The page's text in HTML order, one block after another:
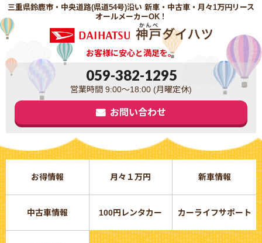
三重県鈴鹿市・中央道路(県道54号)沿い 新車・中古車・月々1万円リース
オールメーカーOK！
お客様に安心と満足を。
059-382-1295
営業時間 9:00～18:00 (月曜定休)
お問い合わせ
お得情報 月々１万円 新車情報
中古車情報 100円レンタカー カーライフサポート